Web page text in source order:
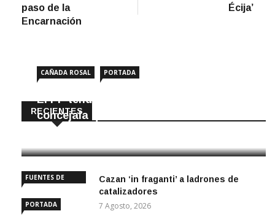
paso de la
Encarnación
Écija’
RECIENTES
CAÑADA ROSAL PORTADA
El PP tendrá en Cañada Rosal una
concejala que no iba en la lista
FUENTES DE
PORTADA
Cazan ‘in fraganti’ a ladrones de
catalizadores
7 Agosto, 2026